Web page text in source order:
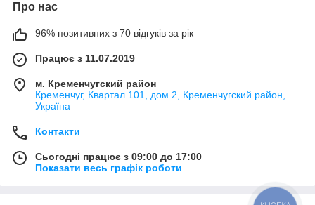
Про нас
96% позитивних з 70 відгуків за рік
Працює з 11.07.2019
м. Кременчугский район
Кременчуг, Квартал 101, дом 2, Кременчугский район,
Україна
Контакти
Сьогодні працює з 09:00 до 17:00
Показати весь графік роботи